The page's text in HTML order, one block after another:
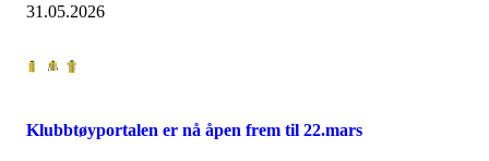
31.05.2026
Klubbtøyportalen er nå åpen frem til 22.mars